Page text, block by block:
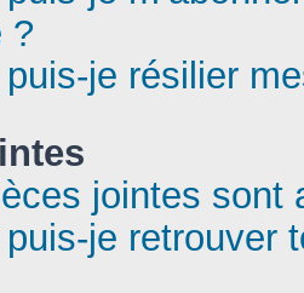
?
je résilier
jointes sont
je retrouver